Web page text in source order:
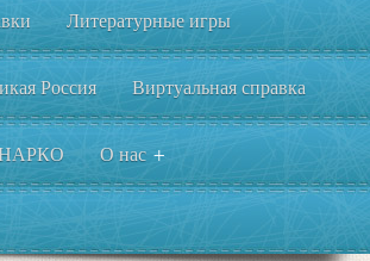
Литературные игры
Россия Виртуальная справка
О нас +